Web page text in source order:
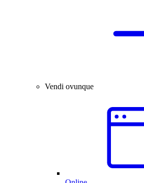
Vendi ovunque